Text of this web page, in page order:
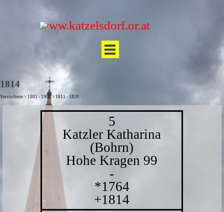
www.katzelsdorf.or.at
Menü überspringen
1814
Verstorbene > 1801 - 1900 > 1811 - 1820
5
Katzler Katharina
(Bohrn)
Hohe Kragen 99
-
*1764
+1814